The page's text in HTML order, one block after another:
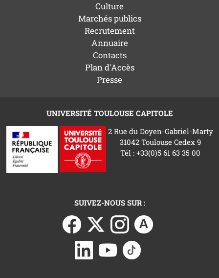
Culture
Marchés publics
Recrutement
Annuaire
Contacts
Plan d'Accès
Presse
UNIVERSITÉ TOULOUSE CAPITOLE
2 Rue du Doyen-Gabriel-Marty
31042 Toulouse Cedex 9
Tél : +33(0)5 61 63 35 00
SUIVEZ-NOUS SUR :